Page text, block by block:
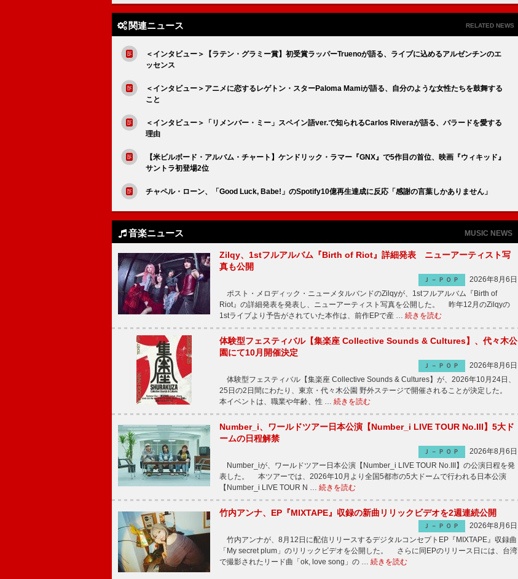
関連ニュース RELATED NEWS
＜インタビュー＞【ラテン・グラミー賞】初受賞ラッパーTruenoが語る、ライブに込めるアルゼンチンのエ
ッセンス
＜インタビュー＞アニメに恋するレゲトン・スターPaloma Mamiが語る、自分のような女性たちを鼓舞する
こと
＜インタビュー＞「リメンバー・ミー」スペイン語ver.で知られるCarlos Riveraが語る、バラードを愛する
理由
【米ビルボード・アルバム・チャート】ケンドリック・ラマー『GNX』で5作目の首位、映画『ウィキッド』
サントラ初登場2位
チャペル・ローン、「Good Luck, Babe!」のSpotify10億再生達成に反応「感謝の言葉しかありません」
音楽ニュース MUSIC NEWS
Zilqy、1stフルアルバム『Birth of Riot』詳細発表 ニューアーティスト写
真も公開
Ｊ－ＰＯＰ
2026年8月6日
ポスト・メロディック・ニューメタルバンドのZilqyが、1stフルアルバム『Birth of
Riot』の詳細発表を発表し、ニューアーティスト写真を公開した。 昨年12月のZilqyの
1stライブより予告がされていた本作は、前作EPで産 … 続きを読む
体験型フェスティバル【集楽座 Collective Sounds & Cultures】、代々木公
園にて10月開催決定
Ｊ－ＰＯＰ
2026年8月6日
体験型フェスティバル【集楽座 Collective Sounds & Cultures】が、2026年10月24日、
25日の2日間にわたり、東京・代々木公園 野外ステージで開催されることが決定した。
本イベントは、職業や年齢、性 … 続きを読む
Number_i、ワールドツアー日本公演【Number_i LIVE TOUR No.III】5大ド
ームの日程解禁
Ｊ－ＰＯＰ
2026年8月6日
Number_iが、ワールドツアー日本公演【Number_i LIVE TOUR No.III】の公演日程を発
表した。 本ツアーでは、2026年10月より全国5都市の5大ドームで行われる日本公演
【Number_i LIVE TOUR N … 続きを読む
竹内アンナ、EP『MIXTAPE』収録の新曲リリックビデオを2週連続公開
Ｊ－ＰＯＰ
2026年8月6日
竹内アンナが、8月12日に配信リリースするデジタルコンセプトEP『MIXTAPE』収録曲
「My secret plum」のリリックビデオを公開した。 さらに同EPのリリース日には、台湾
で撮影されたリード曲「ok, love song」の … 続きを読む